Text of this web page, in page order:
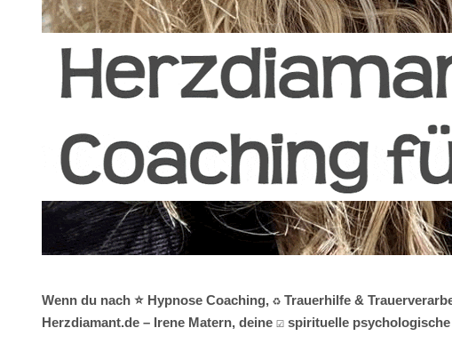
Wenn du nach ⭐ Hypnose Coaching, ♻ Trauerhilfe &
Herzdiamant.de – Irene Matern, deine ☑️ spirituelle